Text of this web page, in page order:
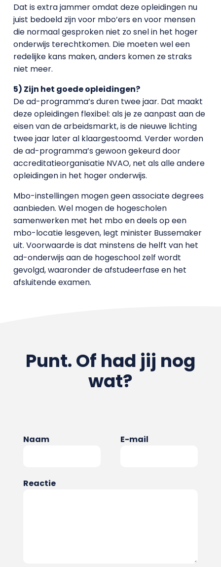
Dat is extra jammer omdat deze opleidingen nu
juist bedoeld zijn voor mbo’ers en voor mensen
die normaal gesproken niet zo snel in het hoger
onderwijs terechtkomen. Die moeten wel een
redelijke kans maken, anders komen ze straks
niet meer.
5) Zijn het goede opleidingen?
De ad-programma’s duren twee jaar. Dat maakt
deze opleidingen flexibel: als je ze aanpast aan de
eisen van de arbeidsmarkt, is de nieuwe lichting
twee jaar later al klaargestoomd. Verder worden
de ad-programma’s gewoon gekeurd door
accreditatieorganisatie NVAO, net als alle andere
opleidingen in het hoger onderwijs.
Mbo-instellingen mogen geen associate degrees
aanbieden. Wel mogen de hogescholen
samenwerken met het mbo en deels op een
mbo-locatie lesgeven, legt minister Bussemaker
uit. Voorwaarde is dat minstens de helft van het
ad-onderwijs aan de hogeschool zelf wordt
gevolgd, waaronder de afstudeerfase en het
afsluitende examen.
Punt. Of had jij nog
wat?
Naam E-mail
Reactie